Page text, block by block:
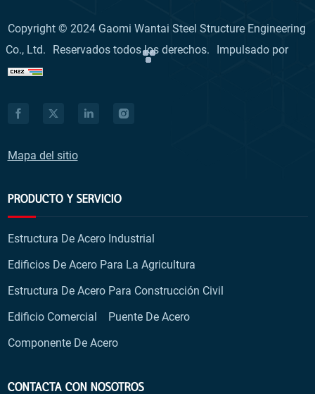
Copyright © 2024 Gaomi Wantai Steel Structure Engineering
Co., Ltd.
Reservados todos los derechos. Impulsado por
Mapa del sitio
PRODUCTO Y SERVICIO
Estructura De Acero Industrial
Edificios De Acero Para La Agricultura
Estructura De Acero Para Construcción Civil
Edificio Comercial
Puente De Acero
Componente De Acero
CONTACTA CON NOSOTROS